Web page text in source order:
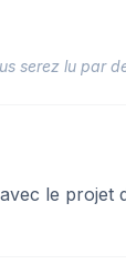
serez lu par
le projet